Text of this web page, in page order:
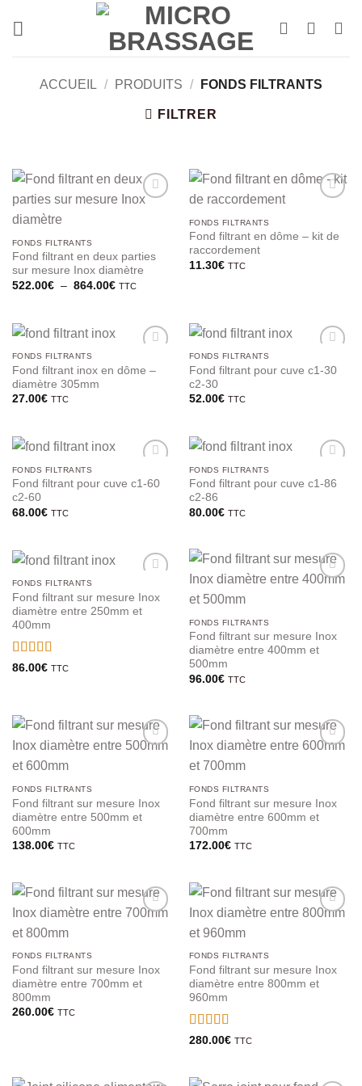
ACCUEIL / PRODUITS / FONDS FILTRANTS
FILTRER
FONDS FILTRANTS
Fond filtrant en deux parties
sur mesure Inox diamètre
522.00€ – 864.00€Plage
864.00€
TTC
FONDS FILTRANTS
Fond filtrant en dôme – kit de
raccordement
11.30€ TTC
FONDS FILTRANTS
Fond filtrant inox en dôme –
diamètre 305mm
27.00€ TTC
FONDS FILTRANTS
Fond filtrant pour cuve c1-30
c2-30
52.00€ TTC
FONDS FILTRANTS
Fond filtrant pour cuve c1-60
c2-60
68.00€ TTC
FONDS FILTRANTS
Fond filtrant pour cuve c1-86
c2-86
80.00€ TTC
FONDS FILTRANTS
Fond filtrant sur mesure Inox
diamètre entre 250mm et
400mm
Note5sur 5
86.00€ TTC
FONDS FILTRANTS
Fond filtrant sur mesure Inox
diamètre entre 400mm et
500mm
96.00€ TTC
FONDS FILTRANTS
Fond filtrant sur mesure Inox
diamètre entre 500mm et
600mm
138.00€ TTC
FONDS FILTRANTS
Fond filtrant sur mesure Inox
diamètre entre 600mm et
700mm
172.00€ TTC
FONDS FILTRANTS
Fond filtrant sur mesure Inox
diamètre entre 700mm et
800mm
260.00€ TTC
FONDS FILTRANTS
Fond filtrant sur mesure Inox
diamètre entre 800mm et
960mm
Note5sur 5
280.00€ TTC